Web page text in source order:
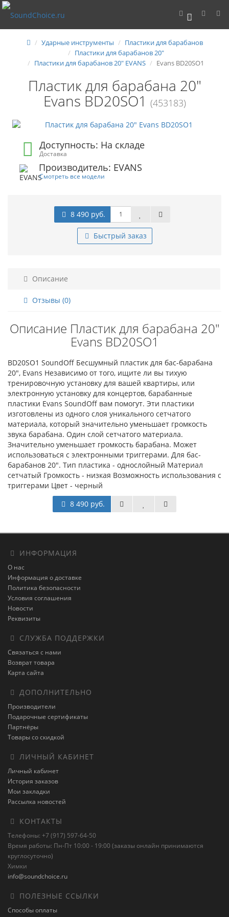
0
Ударные инструменты
Пластики для барабанов
Пластики для барабанов 20"
Пластики для барабанов 20" EVANS
Evans BD20SO1
Пластик для барабана 20"
Evans BD20SO1 (453183)
Доступность: На складе
Доставка
Производитель: EVANS
Смотреть все модели
8 490 руб.
Быстрый заказ
Описание
Отзывы (0)
Описание Пластик для барабана 20"
Evans BD20SO1
BD20SO1 SoundOff Бесшумный пластик для бас-барабана
20", Evans Независимо от того, ищите ли вы тихую
тренировочную установку для вашей квартиры, или
электронную установку для концертов, барабанные
пластики Evans SoundOff вам помогут. Эти пластики
изготовлены из одного слоя уникального сетчатого
материала, который значительно уменьшает громкость
звука барабана. Один слой сетчатого материала.
Значительно уменьшает громкость барабана. Может
использоваться с электронными триггерами. Для бас-
барабанов 20". Тип пластика - однослойный Материал
сетчатый Громкость - низкая Возможность использования с
триггерами Цвет - черный
8 490 руб.
ИНФОРМАЦИЯ
О нас
Информация о доставке
Политика безопасности
Условия соглашения
Новости
Реквизиты
СЛУЖБА ПОДДЕРЖКИ
Связаться с нами
Возврат товара
Карта сайта
ДОПОЛНИТЕЛЬНО
Производители
Подарочные сертификаты
Партнёры
Товары со скидкой
ЛИЧНЫЙ КАБИНЕТ
Личный кабинет
История заказов
Мои закладки
Рассылка новостей
КОНТАКТЫ
Телефоны: +7 (917) 597-64-50
Время работы: Пн-Пт 10:00 - 19:00 (заказы онлайн принимаются
круглосуточно)
Химки
info@soundchoice.ru
ПОЛЕЗНЫЕ ССЫЛКИ
Способы оплаты